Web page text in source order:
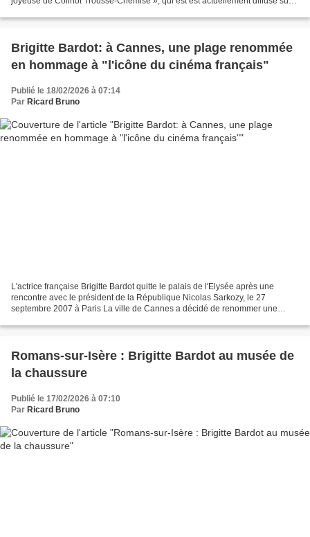
Brigitte Bardot: à Cannes, une plage renommée
en hommage à "l'icône du cinéma français"
Publié le 18/02/2026 à 07:14
Par Ricard Bruno
L'actrice française Brigitte Bardot quitte le palais de l'Elysée après une
rencontre avec le président de la République Nicolas Sarkozy, le 27
septembre 2007 à Paris La ville de Cannes a décidé de renommer une
Romans-sur-Isère : Brigitte Bardot au musée de
la chaussure
Publié le 17/02/2026 à 07:10
Par Ricard Bruno